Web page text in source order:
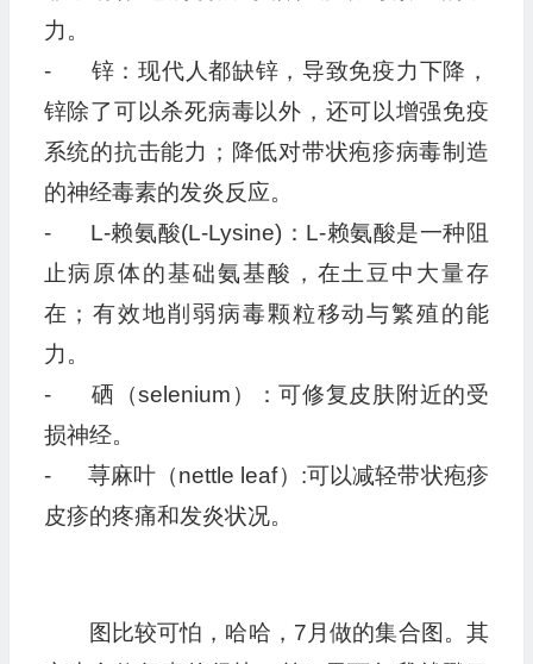
力。
- 锌：现代人都缺锌，导致免疫力下降，
锌除了可以杀死病毒以外，还可以增强免疫
系统的抗击能力；降低对带状疱疹病毒制造
的神经毒素的发炎反应。
- L-赖氨酸(L-Lysine)：L-赖氨酸是一种阻
止病原体的基础氨基酸，在土豆中大量存
在；有效地削弱病毒颗粒移动与繁殖的能
力。
- 硒（selenium）：可修复皮肤附近的受
损神经。
- 荨麻叶（nettle leaf）:可以减轻带状疱疹
皮疹的疼痛和发炎状况。
图比较可怕，哈哈，7月做的集合图。其